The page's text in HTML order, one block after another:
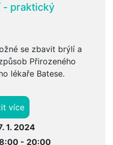
- praktický
se zbavit brýlí a
Přirozeného
lékaře Batese.
více
1. 2024
- 20:00